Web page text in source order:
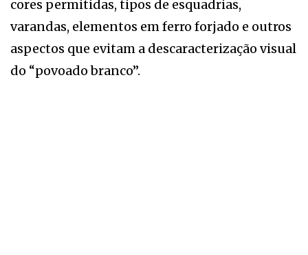
cores permitidas, tipos de esquadrias,
varandas, elementos em ferro forjado e outros
aspectos que evitam a descaracterização visual
do “povoado branco”.